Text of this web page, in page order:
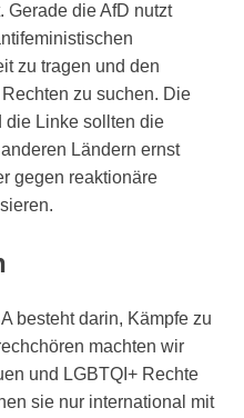
die AfD nutzt
zu tragen und den
zu suchen. Die
die Linke sollten die
Ländern ernst
gegen reaktionäre
besteht darin, Kämpfe zu
machten wir
und LGBTQI+ Rechte
sie nur international mit